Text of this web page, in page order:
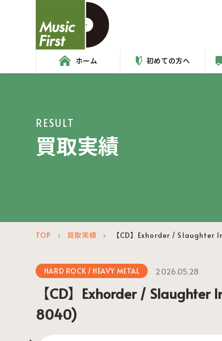
ホーム 初めての方へ
RESULT
買取実績
TOP ＞ 買取実績 ＞ 【CD】Exhorder /
HARD ROCK / HEAVY METAL 2026.05.28
【CD】Exhorder / Slaughter
8040)